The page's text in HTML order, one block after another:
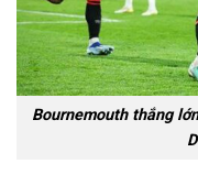
Bournemouth thắng